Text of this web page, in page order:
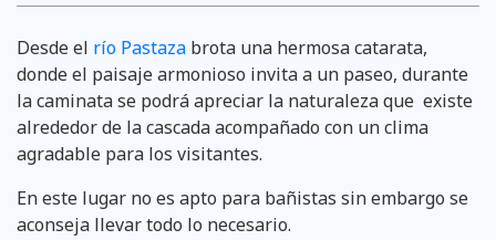
Desde el río Pastaza brota una hermosa catarata,
donde el paisaje armonioso invita a un paseo, durante
la caminata se podrá apreciar la naturaleza que existe
alrededor de la cascada acompañado con un clima
agradable para los visitantes.
En este lugar no es apto para bañistas sin embargo se
aconseja llevar todo lo necesario.